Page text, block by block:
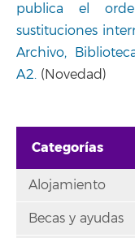
publica el
sustituciones
Archivo,
A2. (Novedad)
Categorías
Alojamiento
Becas y ayudas